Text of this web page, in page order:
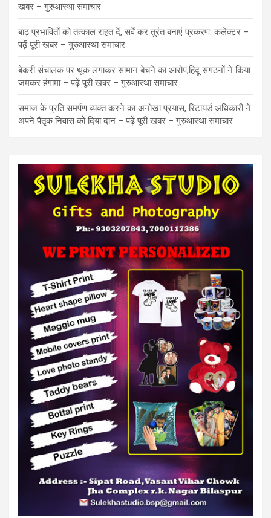
खबर – गुरुआस्था समाचार
बाढ़ प्रभावितों को तत्काल राहत दें, सर्वे कर तुरंत बनाएं प्रकरण: कलेक्टर –
पढ़ें पूरी खबर – गुरुआस्था समाचार
बेकरी संचालक पर थूक लगाकर सामान बेचने का आरोप,हिंदू संगठनों ने किया
जमकर हंगामा – पढ़ें पूरी खबर – गुरुआस्था समाचार
समाज के प्रति समर्पण व्यक्त करने का अनोखा प्रयास, रिटायर्ड अधिकारी ने
अपने पैतृक निवास को दिया दान – पढ़ें पूरी खबर – गुरुआस्था समाचार